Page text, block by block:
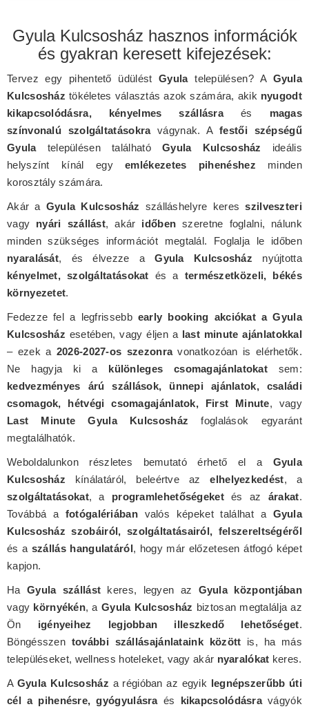
Gyula Kulcsosház hasznos információk
és gyakran keresett kifejezések:
Tervez egy pihentető üdüléstGyulatelepülésen? A Gyula
Kulcsosház tökéletes választás azok számára, akik nyugodt
kikapcsolódásra, kényelmes szállásraés magas
színvonalú szolgáltatásokravágynak. Afestői szépségű
Gyulatelepülésen találhatóGyula Kulcsosház
ideális
helyszínt kínál egyemlékezetes pihenéshez minden
korosztály számára.
Akár a Gyula Kulcsosház szálláshelyre keresszilveszteri
vagy nyári szállást, akár időben szeretne foglalni, nálunk
minden szükséges információt megtalál. Foglalja le időben
nyaralását, és élvezze aGyula Kulcsosház nyújtotta
kényelmet, szolgáltatásokat és a természetközeli, békés
környezetet.
Fedezze fel a legfrissebb early booking akciókat a Gyula
Kulcsosház esetében, vagy éljen a last minute ajánlatokkal
– ezek a 2026-2027-os szezonravonatkozóan is elérhetők.
Ne hagyja ki a különleges csomagajánlatokat sem:
kedvezményes árú szállások, ünnepi ajánlatok, családi
csomagok, hétvégi csomagajánlatok, First Minute, vagy
Last Minute Gyula Kulcsosház foglalások egyaránt
megtalálhatók.
Weboldalunkon részletes bemutató érhető el a Gyula
Kulcsosház kínálatáról, beleértve azelhelyezkedést, a
szolgáltatásokat, a programlehetőségeketés az árakat.
Továbbá a fotógalériábanvalós képeket találhat a Gyula
Kulcsosház szobáiról, szolgáltatásairól, felszereltségéről
és a szállás hangulatáról, hogy már előzetesen átfogó képet
kapjon.
Ha Gyula szállást keres, legyen az Gyula központjában
vagy környékén, a Gyula Kulcsosház biztosan megtalálja az
Ön igényeihez legjobban illeszkedő lehetőséget.
Böngésszen további szállásajánlataink között is, ha más
településeket, wellness hoteleket, vagy akár nyaralókat keres.
A Gyula Kulcsosház a régióban az egyik legnépszerűbb úti
cél a pihenésre, gyógyulásraés kikapcsolódásravágyók